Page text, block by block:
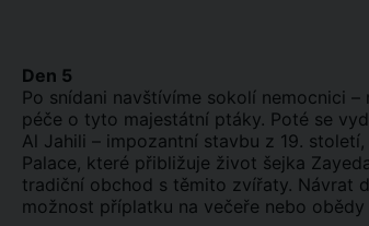
Den 5
Po snídani navštívíme sokolí nemocnici
péče o tyto majestátní ptáky. Poté se
Al Jahili – impozantní stavbu z 19.
Palace, které přibližuje život šejka
tradiční obchod s těmito zvířaty. Návrat
možnost příplatku na večeře nebo